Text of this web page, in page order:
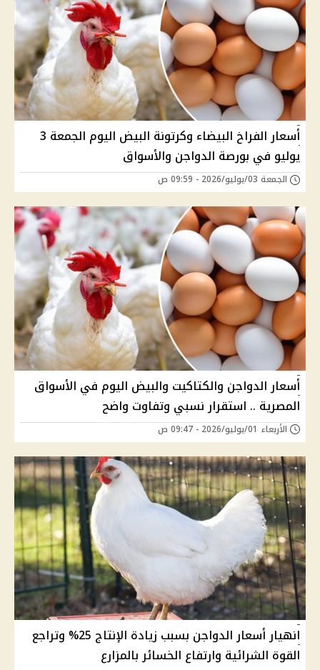
أسعار الفراخ البيضاء وكرتونة البيض اليوم الجمعة 3
يوليو في بورصة الدواجن والأسواق
الجمعة 03/يوليو/2026 - 09:59 ص
أسعار الدواجن والكتاكيت والبيض اليوم في الأسواق
المصرية .. استقرار نسبي وتفاوت واضح
الأربعاء 01/يوليو/2026 - 09:47 ص
انهيار أسعار الدواجن بسبب زيادة الإنتاج 25% وتراجع
القوة الشرائية وارتفاع الخسائر بالمزارع